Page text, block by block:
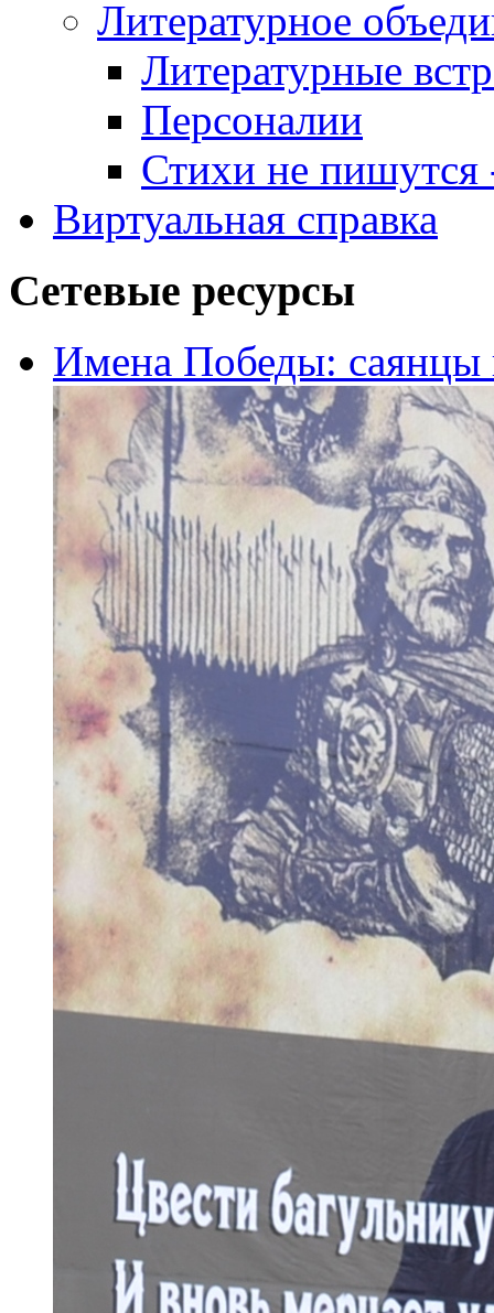
Литературное
Литературные
Персоналии
Стихи не пишутся
Виртуальная справка
Сетевые ресурсы
Имена Победы: саянцы